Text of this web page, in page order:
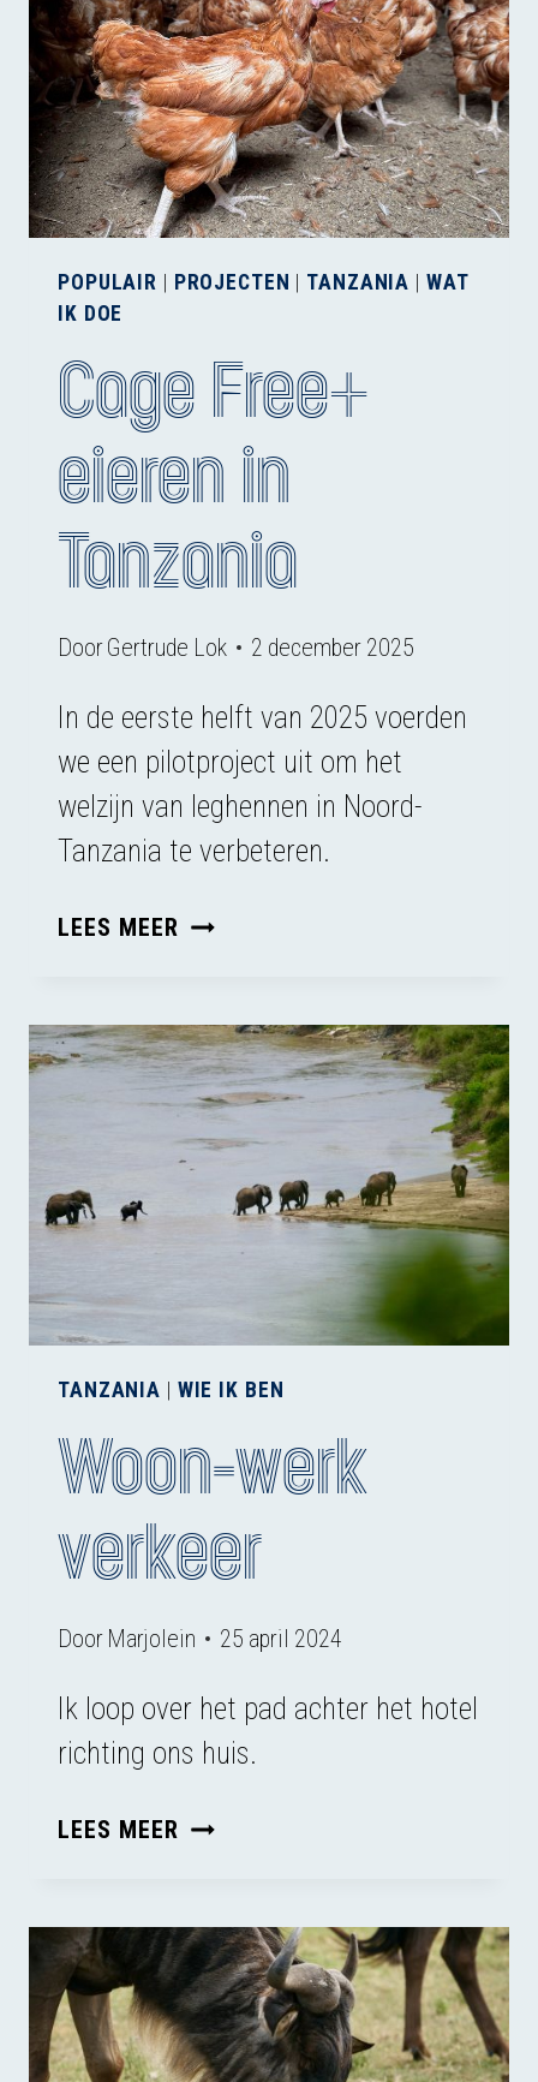
POPULAIR | PROJECTEN | TANZANIA | WAT
IK DOE
Cage Free+
eieren in
Tanzania
DoorGertrude Lok 2 december 2025
In de eerste helft van 2025 voerden
we een pilotproject uit om het
welzijn van leghennen in Noord-
Tanzania te verbeteren.
LEES MEER CAGE
IN
TANZANIA
TANZANIA | WIE IK BEN
Woon-werk
verkeer
Door Marjolein 25 april 2024
Ik loop over het pad achter het hotel
richting ons huis.
LEES MEER WOON-